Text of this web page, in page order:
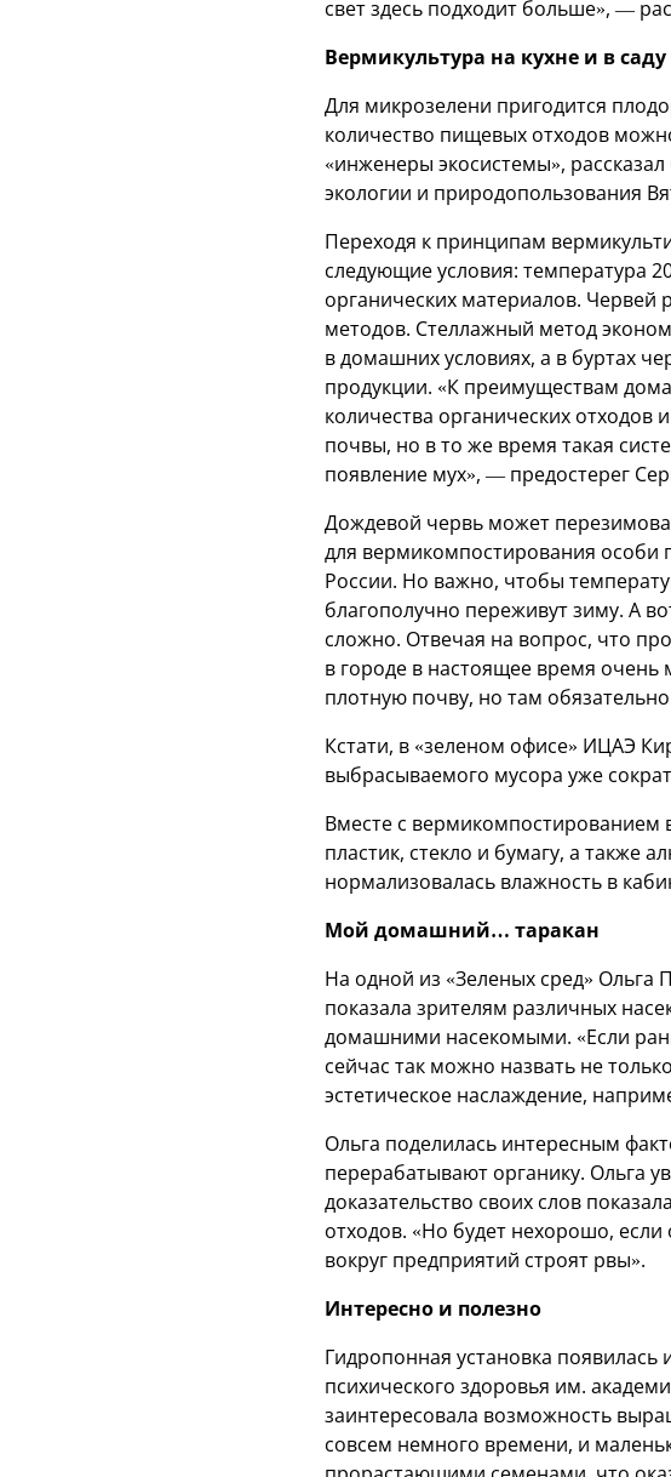
свет здесь подходит больше», —
Вермикультура на кухне и в саду
Для микрозелени пригодится
количество пищевых отходов
«инженеры экосистемы»,
экологии и природопользования
Переходя к принципам
следующие условия: температура
органических материалов. Червей
методов. Стеллажный метод
в домашних условиях, а в буртах
продукции. «К преимуществам
количества органических
почвы, но в то же время такая
появление мух», — предостерег
Дождевой червь может
для вермикомпостирования особи
России. Но важно, чтобы
благополучно переживут зиму. А
сложно. Отвечая на вопрос, что
в городе в настоящее время очень
плотную почву, но там
Кстати, в «зеленом офисе» ИЦАЭ
выбрасываемого мусора уже
Вместе с
пластик, стекло и бумагу, а также
нормализовалась влажность в
Мой домашний… таракан
На одной из «Зеленых сред» Ольга
показала зрителям различных
домашними насекомыми. «Если
сейчас так можно назвать не
эстетическое наслаждение,
Ольга поделилась интересным
перерабатывают органику. Ольга
доказательство своих слов
отходов. «Но будет нехорошо,
вокруг предприятий строят рвы».
Интересно и полезно
Гидропонная установка
психического здоровья им.
заинтересовала возможность
совсем немного времени, и